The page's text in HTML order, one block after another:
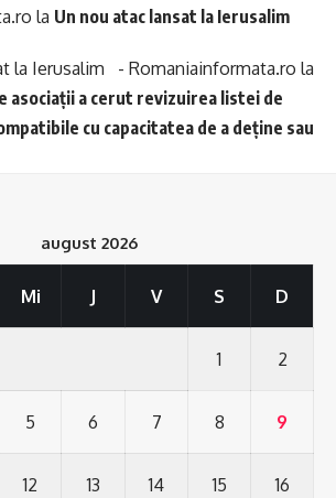
la Un nou atac lansat la Ierusalim
la Ierusalim - Romaniainformata.ro la
asociații a cerut revizuirea listei de
cu capacitatea de a deține sau
august 2026
Mi J V S D
1 2
5 6 7 8 9
12 13 14 15 16